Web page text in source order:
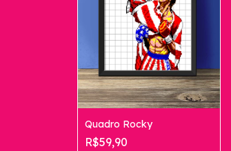
Quadro Rocky
R$59,90